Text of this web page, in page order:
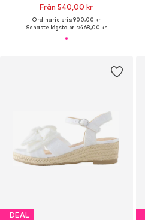
Från 540,00 kr
Ordinarie pris: 900,00 kr
Senaste lägsta pris:468,00 kr
DEAL